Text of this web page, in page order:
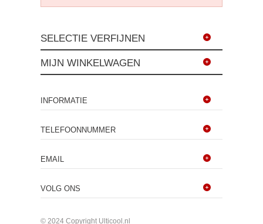
SELECTIE VERFIJNEN
MIJN WINKELWAGEN
INFORMATIE
TELEFOONNUMMER
EMAIL
VOLG ONS
© 2024 Copyright Ulticool.nl